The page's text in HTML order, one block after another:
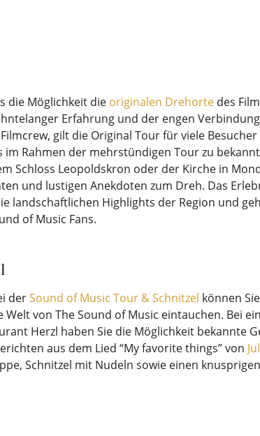
die Möglichkeit die originalen Drehorte des
Erfahrung und der engen
gilt die Original Tour für viele Besucher
Rahmen der mehrstündigen Tour zu
Schloss Leopoldskron oder der Kirche in
und lustigen Anekdoten zum Dreh. Das
landschaftlichen Highlights der Region und
of Music Fans.
derSound of Music Tour & Schnitzel können
von The Sound of Music eintauchen. Bei
Herzl haben Sie die Möglichkeit bekannte
aus dem Lied “My favorite things” von
Schnitzel mit Nudeln sowie einen knusprigen